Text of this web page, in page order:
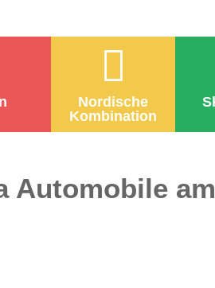
Nordische
Kombination
Automobile